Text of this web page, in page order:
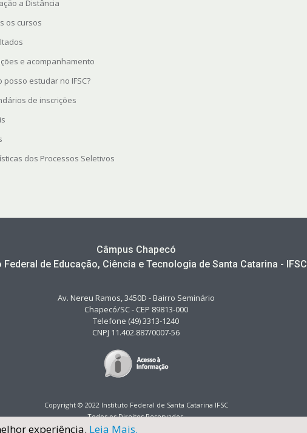
a Distância
os cursos
e acompanhamento
posso estudar no IFSC?
de inscrições
dos Processos Seletivos
Câmpus Chapecó
Federal de Educação, Ciência e Tecnologia de Santa Catarina - IFSC
Av. Nereu Ramos, 3450D - Bairro Seminário
Chapecó/SC - CEP 89813-000
Telefone (49) 3313-1240
CNPJ 11.402.887/0007-56
Copyright © 2022 Instituto Federal de Santa Catarina IFSC
Todos os Direitos Reservados.
experiência. Leia Mais.